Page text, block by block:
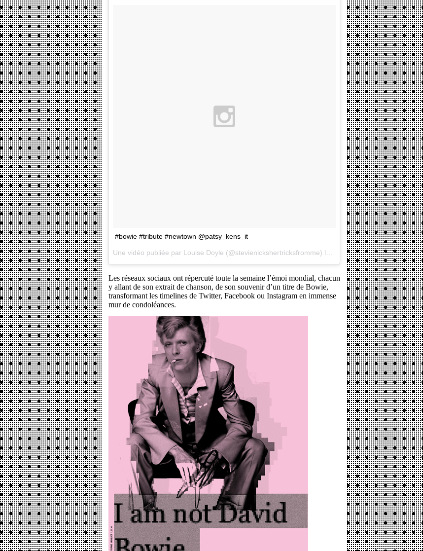
#bowie #tribute #newtown @patsy_kens_it
15 Janv. 2016 à 1h38 PST
Les réseaux sociaux ont répercuté toute la semaine l’émoi mondial, chacun
y allant de son extrait de chanson, de son souvenir d’un titre de Bowie,
transformant les timelines de Twitter, Facebook ou Instagram en immense
mur de condoléances.